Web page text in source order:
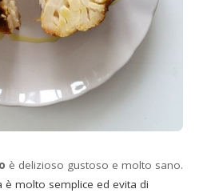
è delizioso gustoso e molto sano.
molto semplice ed evita di